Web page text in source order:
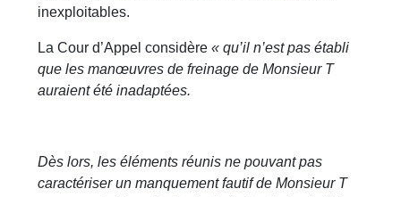
inexploitables.
La Cour d’Appel considère« qu’il n’est pas établi
que les manœuvres de freinage de Monsieur T
auraient été inadaptées.
Dès lors, les éléments réunis ne pouvant pas
caractériser un manquement fautif de Monsieur T